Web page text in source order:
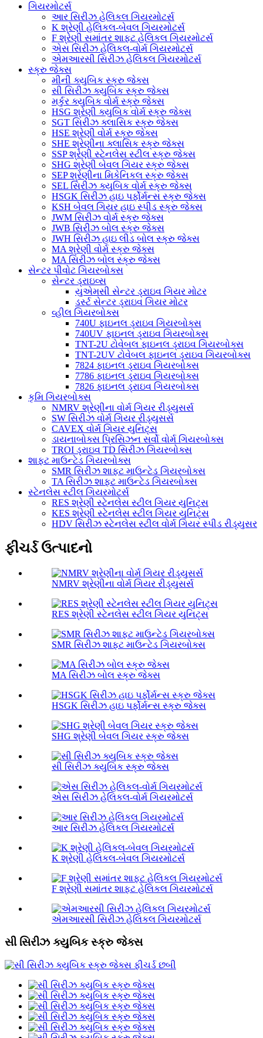
ગિયરમોટર્સ
આર સિરીઝ હેલિકલ ગિયરમોટર્સ
K શ્રેણી હેલિકલ-બેવલ ગિયરમોટર્સ
F શ્રેણી સમાંતર શાફ્ટ હેલિકલ ગિયરમોટર્સ
એસ સિરીઝ હેલિકલ-વોર્મ ગિયરમોટર્સ
એમઆરસી સિરીઝ હેલિકલ ગિયરમોટર્સ
સ્ક્રુ જેક્સ
મીની ક્યુબિક સ્ક્રુ જેક્સ
સી સિરીઝ ક્યુબિક સ્ક્રુ જેક્સ
મર્કુર ક્યુબિક વોર્મ સ્ક્રુ જેક્સ
HSG શ્રેણી ક્યુબિક વોર્મ સ્ક્રુ જેક્સ
SGT સિરીઝ ક્લાસિક સ્ક્રુ જેક્સ
HSE શ્રેણી વોર્મ સ્ક્રુ જેક્સ
SHE શ્રેણીના ક્લાસિક સ્ક્રુ જેક્સ
SSP શ્રેણી સ્ટેનલેસ સ્ટીલ સ્ક્રુ જેક્સ
SHG શ્રેણી બેવલ ગિયર સ્ક્રુ જેક્સ
SEP શ્રેણીના મિકેનિકલ સ્ક્રુ જેક્સ
SEL સિરીઝ ક્યુબિક વોર્મ સ્ક્રુ જેક્સ
HSGK સિરીઝ હાઇ પર્ફોર્મન્સ સ્ક્રુ જેક્સ
KSH બેવલ ગિયર હાઇ સ્પીડ સ્ક્રુ જેક્સ
JWM સિરીઝ વોર્મ સ્ક્રુ જેક્સ
JWB સિરીઝ બોલ સ્ક્રુ જેક્સ
JWH સિરીઝ હાઇ લીડ બોલ સ્ક્રુ જેક્સ
MA શ્રેણી વોર્મ સ્ક્રુ જેક્સ
MA સિરીઝ બોલ સ્ક્રુ જેક્સ
સેન્ટર પીવોટ ગિયરબોક્સ
સેન્ટર ડ્રાઇવ્સ
યુએમસી સેન્ટર ડ્રાઇવ ગિયર મોટર
ડર્સ્ટ સેન્ટર ડ્રાઇવ ગિયર મોટર
વ્હીલ ગિયરબોક્સ
740U ફાઇનલ ડ્રાઇવ ગિયરબોક્સ
740UV ફાઇનલ ડ્રાઇવ ગિયરબોક્સ
TNT-2U ટોવેબલ ફાઇનલ ડ્રાઇવ ગિયરબોક્સ
TNT-2UV ટોવેબલ ફાઇનલ ડ્રાઇવ ગિયરબોક્સ
7824 ફાઇનલ ડ્રાઇવ ગિયરબોક્સ
7786 ફાઇનલ ડ્રાઇવ ગિયરબોક્સ
7826 ફાઇનલ ડ્રાઇવ ગિયરબોક્સ
કૃમિ ગિયરબોક્સ
NMRV શ્રેણીના વોર્મ ગિયર રીડ્યુસર્સ
SW સિરીઝ વોર્મ ગિયર રીડ્યુસર્સ
CAVEX વોર્મ ગિયર યુનિટ્સ
ડાયનાબોક્સ પ્રિસિઝન સર્વો વોર્મ ગિયરબોક્સ
TROI ડ્રાઇવ TD સિરીઝ ગિયરબોક્સ
શાફ્ટ માઉન્ટેડ ગિયરબોક્સ
SMR સિરીઝ શાફ્ટ માઉન્ટેડ ગિયરબોક્સ
TA સિરીઝ શાફ્ટ માઉન્ટેડ ગિયરબોક્સ
સ્ટેનલેસ સ્ટીલ ગિયરમોટર્સ
RES શ્રેણી સ્ટેનલેસ સ્ટીલ ગિયર યુનિટ્સ
KES શ્રેણી સ્ટેનલેસ સ્ટીલ ગિયર યુનિટ્સ
HDV સિરીઝ સ્ટેનલેસ સ્ટીલ વોર્મ ગિયર સ્પીડ રીડ્યુસર
ફીચર્ડ ઉત્પાદનો
NMRV શ્રેણીના વોર્મ ગિયર રીડ્યુસર્સ
RES શ્રેણી સ્ટેનલેસ સ્ટીલ ગિયર યુનિટ્સ
SMR સિરીઝ શાફ્ટ માઉન્ટેડ ગિયરબોક્સ
MA સિરીઝ બોલ સ્ક્રુ જેક્સ
HSGK સિરીઝ હાઇ પર્ફોર્મન્સ સ્ક્રુ જેક્સ
SHG શ્રેણી બેવલ ગિયર સ્ક્રુ જેક્સ
સી સિરીઝ ક્યુબિક સ્ક્રુ જેક્સ
એસ સિરીઝ હેલિકલ-વોર્મ ગિયરમોટર્સ
આર સિરીઝ હેલિકલ ગિયરમોટર્સ
K શ્રેણી હેલિકલ-બેવલ ગિયરમોટર્સ
F શ્રેણી સમાંતર શાફ્ટ હેલિકલ ગિયરમોટર્સ
એમઆરસી સિરીઝ હેલિકલ ગિયરમોટર્સ
સી સિરીઝ ક્યુબિક સ્ક્રુ જેક્સ